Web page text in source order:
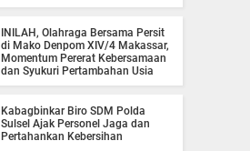
INILAH, Olahraga Bersama Persit
di Mako Denpom XIV/4 Makassar,
Momentum Pererat Kebersamaan
dan Syukuri Pertambahan Usia
Kabagbinkar Biro SDM Polda
Sulsel Ajak Personel Jaga dan
Pertahankan Kebersihan